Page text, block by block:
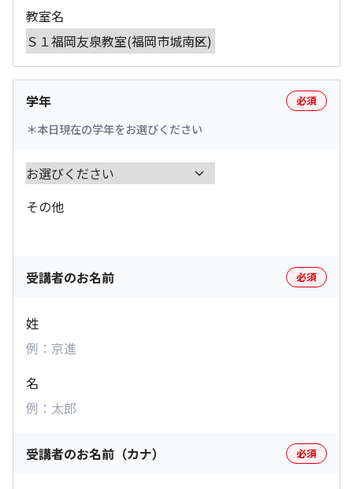
教室名
学年 必須
本日現在の学年をお選びください
その他
受講者のお名前 必須
姓
名
受講者のお名前（カナ） 必須